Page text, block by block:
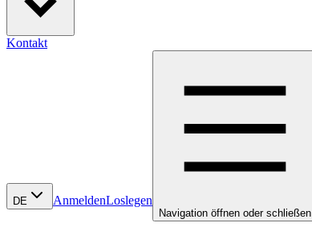
Kontakt
DE AnmeldenLoslegen
Navigation öffnen oder schließen